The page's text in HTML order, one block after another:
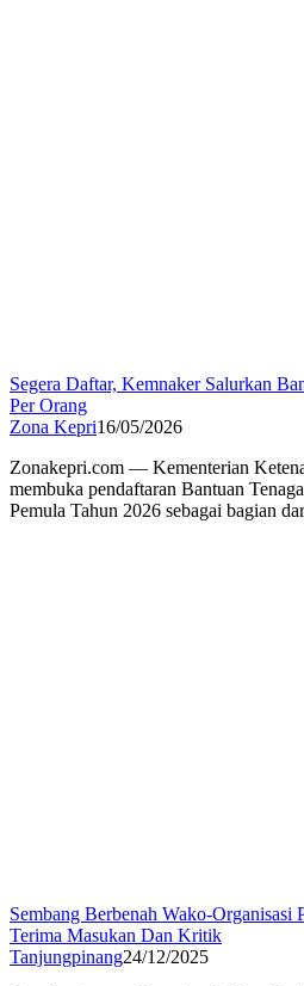
Segera Daftar, Kemnaker Salurkan
Per Orang
Zona Kepri16/05/2026
Zonakepri.com — Kementerian
membuka pendaftaran Bantuan
Pemula Tahun 2026 sebagai bagian
Sembang Berbenah Wako-Organisasi
Terima Masukan Dan Kritik
Tanjungpinang24/12/2025